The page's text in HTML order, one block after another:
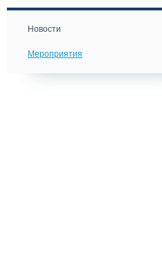
Новости
Мероприятия